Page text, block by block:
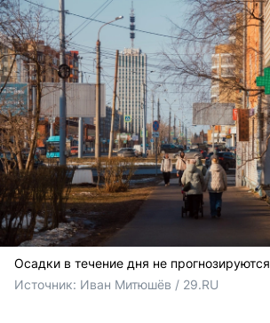
Осадки в течение дня не прогнозируются
Источник: Иван Митюшёв / 29.RU